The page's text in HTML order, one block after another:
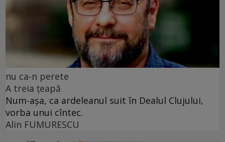
nu ca-n perete
A treia țeapă
Num-așa, ca ardeleanul suit în Dealul Clujului,
vorba unui cîntec.
Alin FUMURESCU